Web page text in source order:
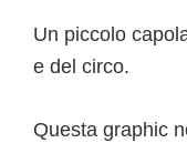
Un piccolo
e del circo.
Questa graphic